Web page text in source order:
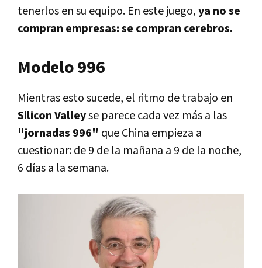
tenerlos en su equipo. En este juego,ya no se
compran empresas: se compran cerebros.
Modelo 996
Mientras esto sucede, el ritmo de trabajo en
Silicon Valleyse parece cada vez más a las
"jornadas 996" que China empieza a
cuestionar: de 9 de la mañana a 9 de la noche,
6 días a la semana.